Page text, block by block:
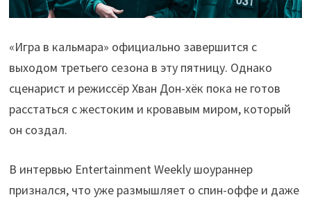
«Игра в кальмара» официально завершится с
выходом третьего сезона в эту пятницу. Однако
сценарист и режиссёр Хван Дон-хёк пока не готов
расстаться с жестоким и кровавым миром, который
он создал.
В интервью Entertainment Weekly шоураннер
признался, что уже размышляет о спин-оффе и даже